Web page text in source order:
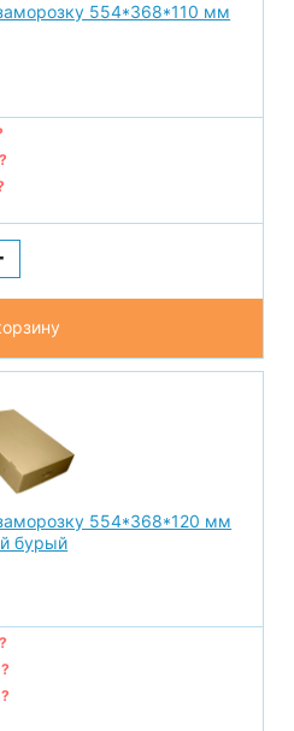
554*368*110 мм
?
554*368*120 мм
бурый
?
?
?